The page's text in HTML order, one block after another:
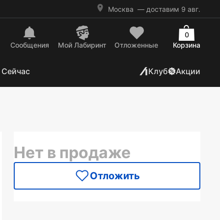
Москва — доставим 9 авг.
Сообщения Mой Лабиринт Отложенные Корзина
0
Клуб Акции
Нет в продаже
Отложить